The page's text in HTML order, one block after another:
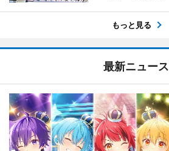
もっと見る
最新ニュース